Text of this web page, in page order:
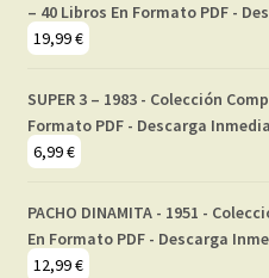
– 40 Libros En Formato PDF -
19,99€
SUPER 3 – 1983 - Colección
Formato PDF - Descarga
6,99€
PACHO DINAMITA - 1951 -
En Formato PDF - Descarga
12,99€